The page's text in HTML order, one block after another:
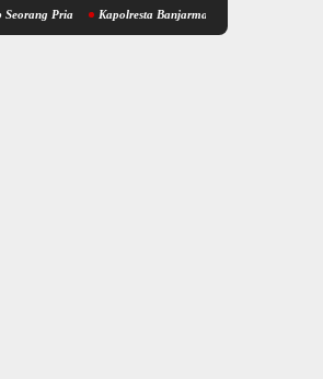
Kapolresta Banjarmasin Pimpin Operasi Pencarian,